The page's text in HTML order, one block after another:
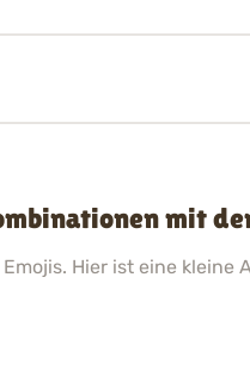
mit
Hier ist eine kleine